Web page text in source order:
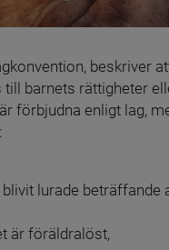
beskriver
barnets rättigheter
förbjudna enligt lag,
lurade beträffande
är föräldralöst,